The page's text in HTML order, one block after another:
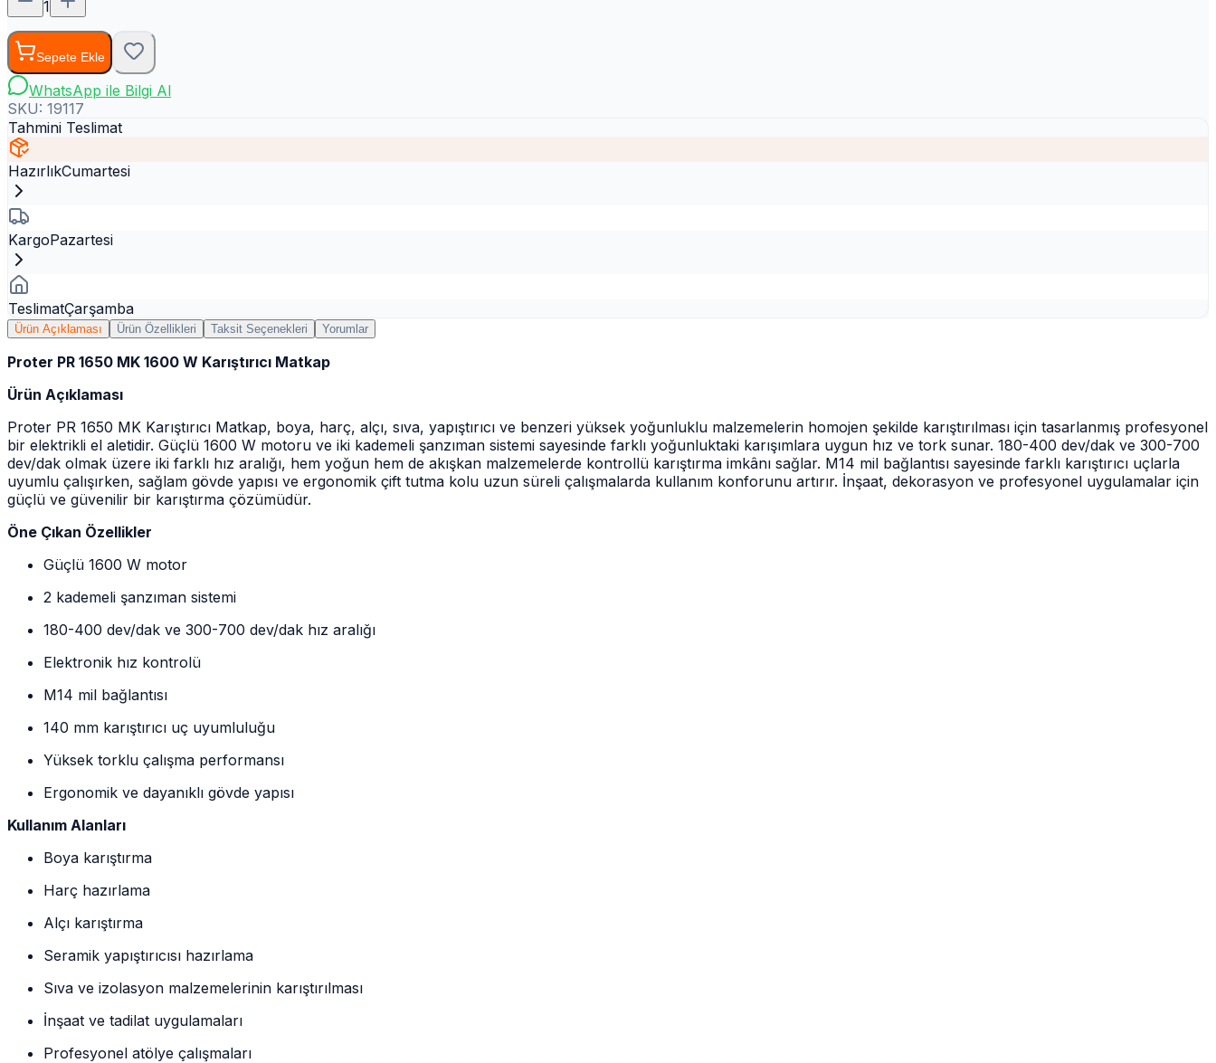
1
Sepete Ekle
WhatsApp ile Bilgi Al
SKU: 19117
Tahmini Teslimat
HazırlıkCumartesi
KargoPazartesi
TeslimatÇarşamba
Ürün Açıklaması Ürün Özellikleri Taksit Seçenekleri Yorumlar
Proter PR 1650 MK 1600 W Karıştırıcı Matkap
Ürün Açıklaması
Proter PR 1650 MK Karıştırıcı Matkap, boya, harç, alçı, sıva, yapıştırıcı ve benzeri yüksek yoğunluklu malzemelerin homojen şekilde karıştırılması için tasarlanmış profesyonel
bir elektrikli el aletidir. Güçlü 1600 W motoru ve iki kademeli şanzıman sistemi sayesinde farklı yoğunluktaki karışımlara uygun hız ve tork sunar. 180-400 dev/dak ve 300-700
dev/dak olmak üzere iki farklı hız aralığı, hem yoğun hem de akışkan malzemelerde kontrollü karıştırma imkânı sağlar. M14 mil bağlantısı sayesinde farklı karıştırıcı uçlarla
uyumlu çalışırken, sağlam gövde yapısı ve ergonomik çift tutma kolu uzun süreli çalışmalarda kullanım konforunu artırır. İnşaat, dekorasyon ve profesyonel uygulamalar için
güçlü ve güvenilir bir karıştırma çözümüdür.
Öne Çıkan Özellikler
Güçlü 1600 W motor
2 kademeli şanzıman sistemi
180-400 dev/dak ve 300-700 dev/dak hız aralığı
Elektronik hız kontrolü
M14 mil bağlantısı
140 mm karıştırıcı uç uyumluluğu
Yüksek torklu çalışma performansı
Ergonomik ve dayanıklı gövde yapısı
Kullanım Alanları
Boya karıştırma
Harç hazırlama
Alçı karıştırma
Seramik yapıştırıcısı hazırlama
Sıva ve izolasyon malzemelerinin karıştırılması
İnşaat ve tadilat uygulamaları
Profesyonel atölye çalışmaları